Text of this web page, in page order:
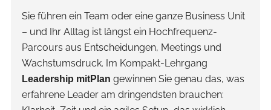
Sie führen ein Team oder eine ganze Business Unit
– und Ihr Alltag ist längst ein Hochfrequenz-
Parcours aus Entscheidungen, Meetings und
Wachstumsdruck. Im Kompakt-Lehrgang
Leadership mitPlan gewinnen Sie genau das, was
erfahrene Leader am dringendsten brauchen: